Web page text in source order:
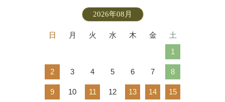
2026年08月
日 月 火 水 木 金
土
1
2 3 4 5 6 7 8
9 10 11 12 13 14 15